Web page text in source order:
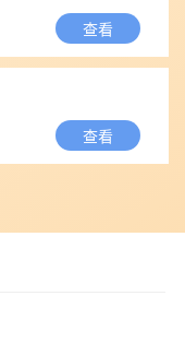
查看
查看